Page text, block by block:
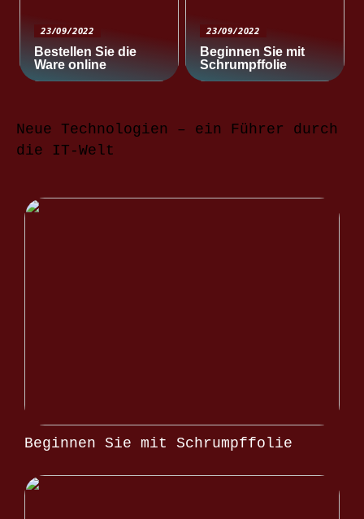
23/09/2022
Bestellen Sie die
Ware online
23/09/2022
Beginnen Sie mit
Schrumpffolie
Neue Technologien – ein Führer durch
die IT-Welt
Beginnen Sie mit Schrumpffolie